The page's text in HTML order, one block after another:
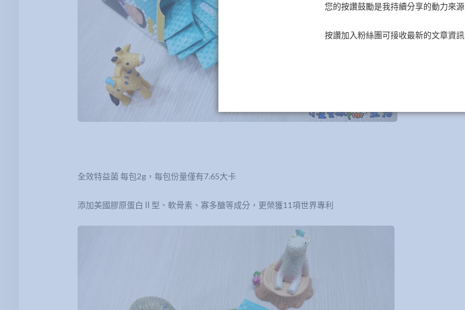
全效特益菌 每包2g，每包份量僅有7.65大卡
添加美國膠原蛋白Ⅱ型、軟骨素、寡多醣等成分，更榮獲11項世界專利
您的按讚鼓勵是我持續分享的動力來源
按讚加入粉絲團可接收最新的文章資訊